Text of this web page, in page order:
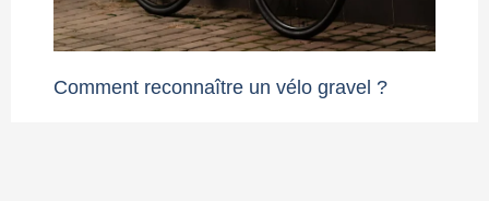
Comment reconnaître un vélo gravel ?